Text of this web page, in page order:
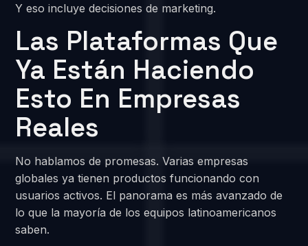
Y eso incluye decisiones de marketing.
Las Plataformas Que
Ya Están Haciendo
Esto En Empresas
Reales
No hablamos de promesas. Varias empresas
globales ya tienen productos funcionando con
usuarios activos. El panorama es más avanzado de
lo que la mayoría de los equipos latinoamericanos
saben.